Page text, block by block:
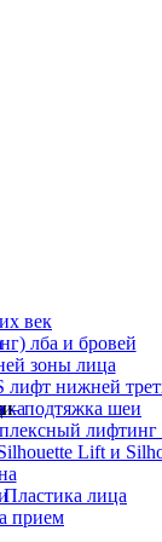
век
лба и бровей
зоны лица
лифт нижней
– подтяжка шеи
лифтинг
Lift и
лица
прием